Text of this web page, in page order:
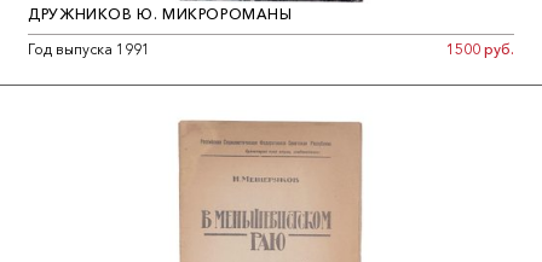
ДРУЖНИКОВ Ю. МИКРОРОМАНЫ
Год выпуска 1991
1500 руб.